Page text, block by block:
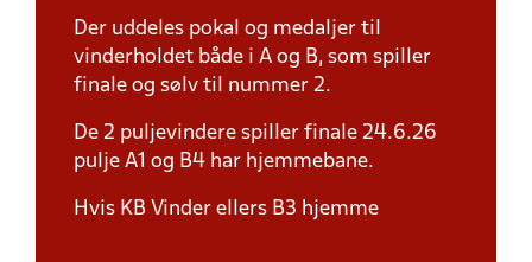
Der uddeles pokal og medaljer til
vinderholdet både i A og B, som spiller
finale og sølv til nummer 2.
De 2 puljevindere spiller finale 24.6.26
pulje A1 og B4 har hjemmebane.
Hvis KB Vinder ellers B3 hjemme